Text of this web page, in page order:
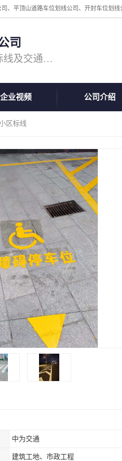
司
专注道路标线施工，专业的道路标线及交通设施施工服务商!
企业视频 公司介绍
区标线
中为交通
建筑工地、市政工程